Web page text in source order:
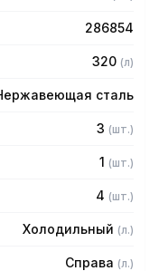
286854
320 (л)
сталь
3 (шт.)
1 (шт.)
4 (шт.)
Холодильный (л.)
Справа (л.)